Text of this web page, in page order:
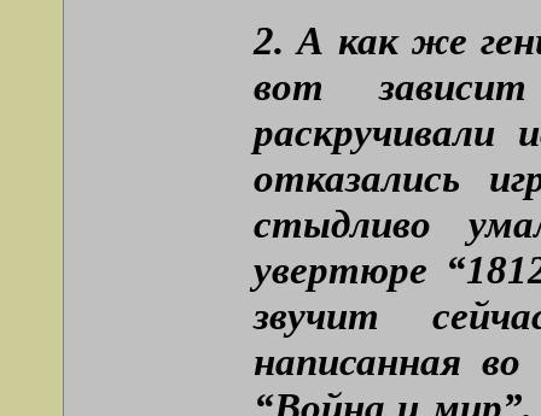
2. А как же
вот
отказались
стыдливо
увертюре
звучит
написанная